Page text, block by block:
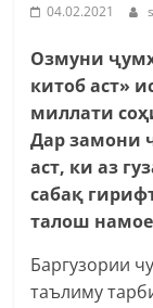
04.02.2021
Озмуни
китоб аст»
миллати соҳ
Дар замони
аст, ки аз
сабақ
талош
Баргузории
таълиму